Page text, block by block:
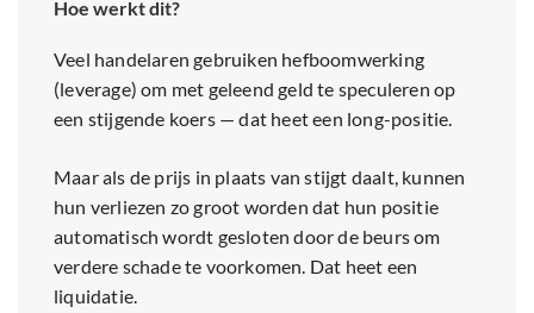
Hoe werkt dit?
Veel handelaren gebruiken hefboomwerking
(leverage) om met geleend geld te speculeren op
een stijgende koers — dat heet een long-positie.
Maar als de prijs in plaats van stijgt daalt, kunnen
hun verliezen zo groot worden dat hun positie
automatisch wordt gesloten door de beurs om
verdere schade te voorkomen. Dat heet een
liquidatie.